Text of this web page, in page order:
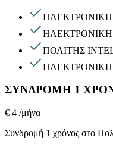
ΠΟΛΙΤΗΣ
ΗΛΕΚΤΡΟΝΙΚΗ
ΣΥΝΔΡΟΜΗ 1
€ 4 /μήνα
Συνδρομή 1 χρόνος στο